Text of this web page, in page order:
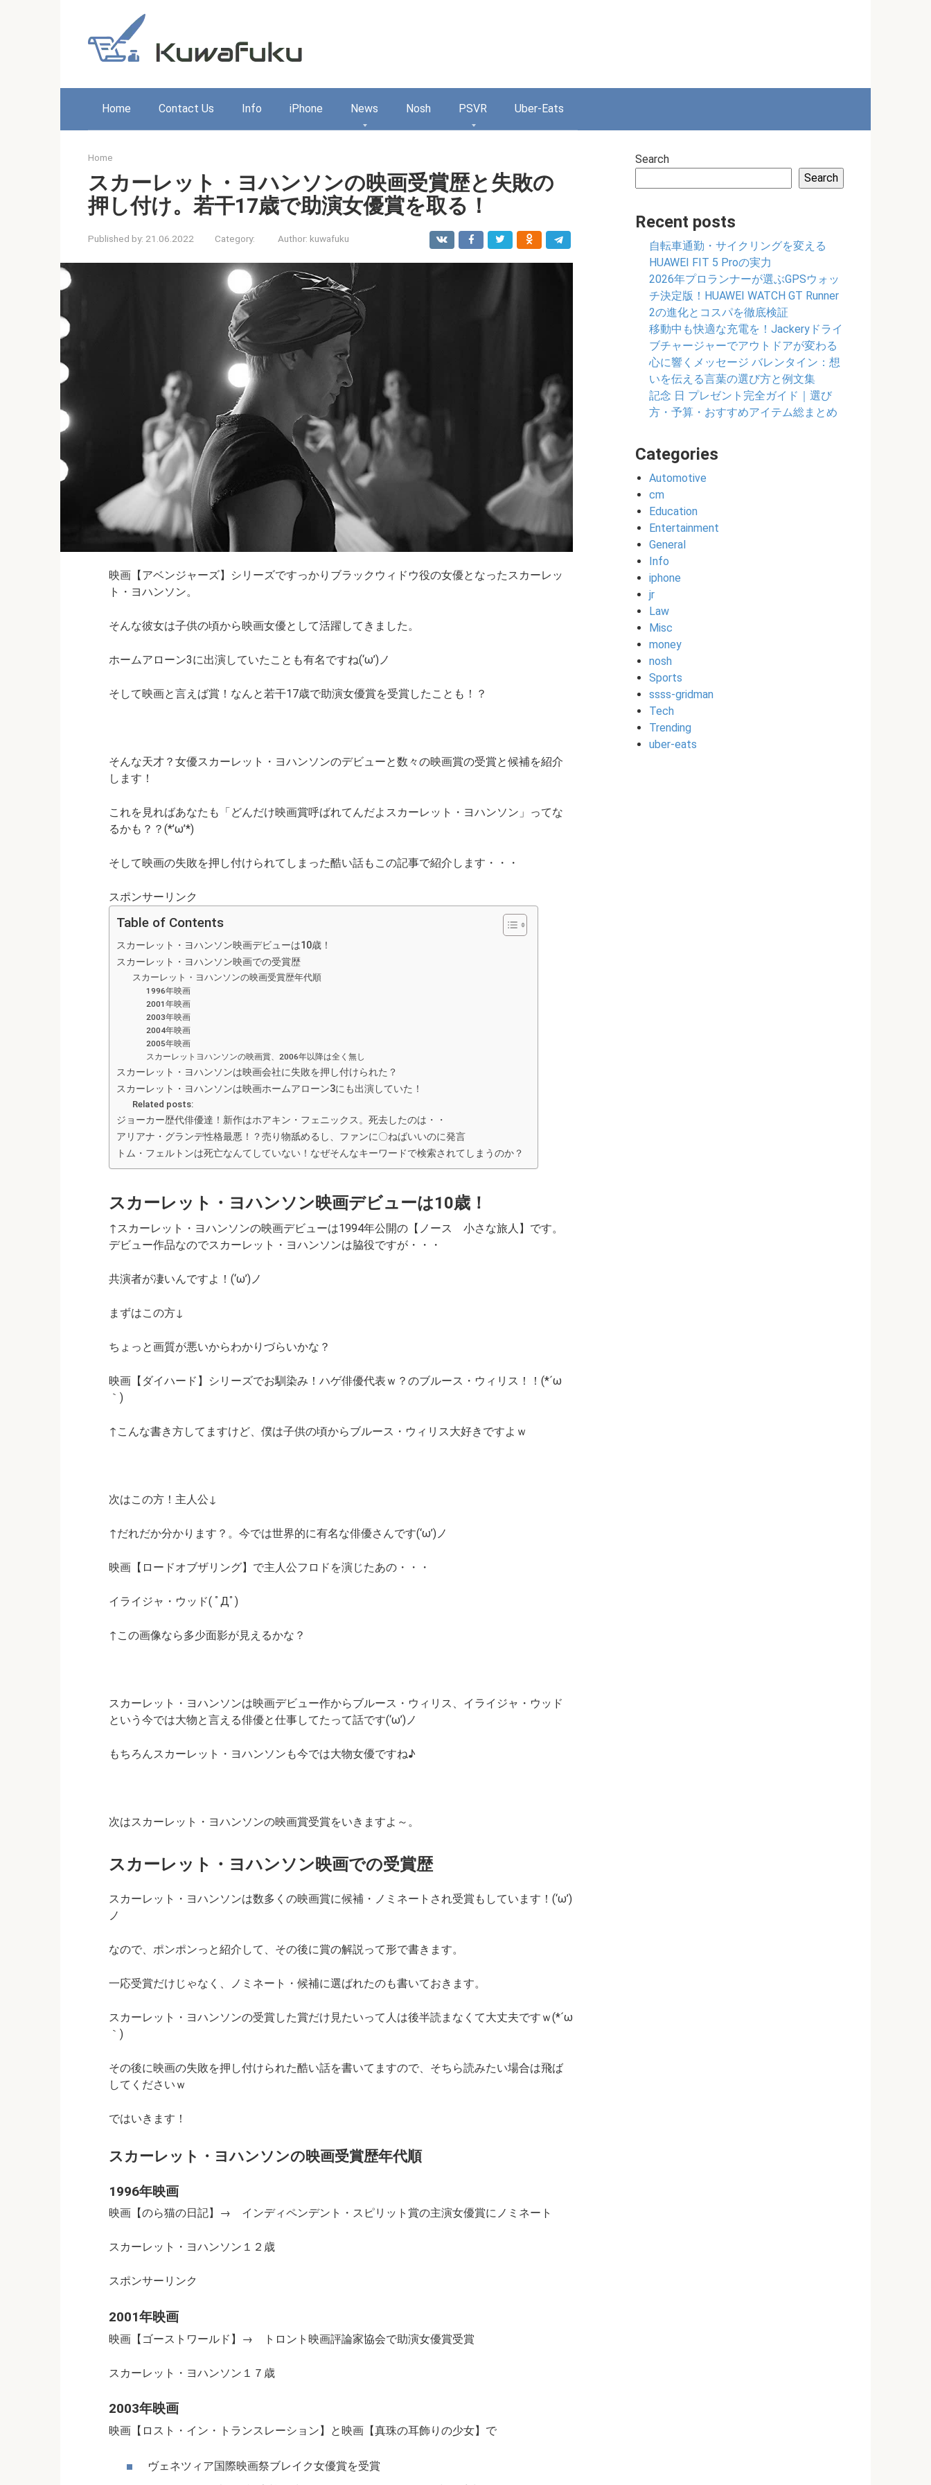
Home Contact Us Info iPhone News Nosh PSVR Uber-Eats
Home
スカーレット・ヨハンソンの映画受賞歴と失敗の
押し付け。若干17歳で助演女優賞を取る！
Published by: 21.06.2022 Category: Author: kuwafuku
映画【アベンジャーズ】シリーズですっかりブラックウィドウ役の女優となったスカーレッ
ト・ヨハンソン。
そんな彼女は子供の頃から映画女優として活躍してきました。
ホームアローン3に出演していたことも有名ですね(‘ω’)ノ
そして映画と言えば賞！なんと若干17歳で助演女優賞を受賞したことも！？
そんな天才？女優スカーレット・ヨハンソンのデビューと数々の映画賞の受賞と候補を紹介
します！
これを見ればあなたも「どんだけ映画賞呼ばれてんだよスカーレット・ヨハンソン」ってな
るかも？？(*’ω’*)
そして映画の失敗を押し付けられてしまった酷い話もこの記事で紹介します・・・
スポンサーリンク
Table of Contents
スカーレット・ヨハンソン映画デビューは10歳！
スカーレット・ヨハンソン映画での受賞歴
スカーレット・ヨハンソンの映画受賞歴年代順
1996年映画
2001年映画
2003年映画
2004年映画
2005年映画
スカーレットヨハンソンの映画賞、2006年以降は全く無し
スカーレット・ヨハンソンは映画会社に失敗を押し付けられた？
スカーレット・ヨハンソンは映画ホームアローン3にも出演していた！
Related posts:
ジョーカー歴代俳優達！新作はホアキン・フェニックス。死去したのは・・
アリアナ・グランデ性格最悪！？売り物舐めるし、ファンに〇ねばいいのに発言
トム・フェルトンは死亡なんてしていない！なぜそんなキーワードで検索されてしまうのか？
スカーレット・ヨハンソン映画デビューは10歳！
↑スカーレット・ヨハンソンの映画デビューは1994年公開の【ノース 小さな旅人】です。
デビュー作品なのでスカーレット・ヨハンソンは脇役ですが・・・
共演者が凄いんですよ！(‘ω’)ノ
まずはこの方↓
ちょっと画質が悪いからわかりづらいかな？
映画【ダイハード】シリーズでお馴染み！ハゲ俳優代表ｗ？のブルース・ウィリス！！(*´ω
｀)
↑こんな書き方してますけど、僕は子供の頃からブルース・ウィリス大好きですよｗ
次はこの方！主人公↓
↑だれだか分かります？。今では世界的に有名な俳優さんです(‘ω’)ノ
映画【ロードオブザリング】で主人公フロドを演じたあの・・・
イライジャ・ウッド( ﾟДﾟ)
↑この画像なら多少面影が見えるかな？
スカーレット・ヨハンソンは映画デビュー作からブルース・ウィリス、イライジャ・ウッド
という今では大物と言える俳優と仕事してたって話です(‘ω’)ノ
もちろんスカーレット・ヨハンソンも今では大物女優ですね♪
次はスカーレット・ヨハンソンの映画賞受賞をいきますよ～。
スカーレット・ヨハンソン映画での受賞歴
スカーレット・ヨハンソンは数多くの映画賞に候補・ノミネートされ受賞もしています！(‘ω’)
ノ
なので、ポンポンっと紹介して、その後に賞の解説って形で書きます。
一応受賞だけじゃなく、ノミネート・候補に選ばれたのも書いておきます。
スカーレット・ヨハンソンの受賞した賞だけ見たいって人は後半読まなくて大丈夫ですｗ(*´ω
｀)
その後に映画の失敗を押し付けられた酷い話を書いてますので、そちら読みたい場合は飛ば
してくださいｗ
ではいきます！
スカーレット・ヨハンソンの映画受賞歴年代順
1996年映画
映画【のら猫の日記】→ インディペンデント・スピリット賞の主演女優賞にノミネート
スカーレット・ヨハンソン１２歳
スポンサーリンク
2001年映画
映画【ゴーストワールド】→ トロント映画評論家協会で助演女優賞受賞
スカーレット・ヨハンソン１７歳
2003年映画
映画【ロスト・イン・トランスレーション】と映画【真珠の耳飾りの少女】で
ヴェネツィア国際映画祭ブレイク女優賞を受賞
Search
Search
Recent posts
自転車通勤・サイクリングを変える
HUAWEI FIT 5 Proの実力
2026年プロランナーが選ぶGPSウォッ
チ決定版！HUAWEI WATCH GT Runner
2の進化とコスパを徹底検証
移動中も快適な充電を！Jackeryドライ
ブチャージャーでアウトドアが変わる
心に響くメッセージ バレンタイン：想
いを伝える言葉の選び方と例文集
記念 日 プレゼント完全ガイド｜選び
方・予算・おすすめアイテム総まとめ
Categories
Automotive
cm
Education
Entertainment
General
Info
iphone
jr
Law
Misc
money
nosh
Sports
ssss-gridman
Tech
Trending
uber-eats